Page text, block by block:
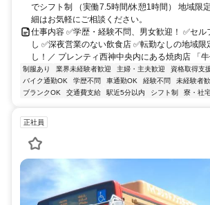
でシフト制 （実働7.5時間/休憩1時間） 地域限
細はお気軽にご相談ください。
仕事内容 ✅学歴・経験不問、男女歓迎！ ✅セ
し ✅深夜営業のない飲食店 ✅転勤なしの地域
し！／ プレンティ西神中央内にある焼肉店 「
制服あり 業界未経験者歓迎 主婦・主夫歓迎 資格取得支
バイク通勤OK
学歴不問 車通勤OK 経験不問 未経験者
ブランクOK
交通費支給 駅近5分以内 シフト制 寮・社
正社員